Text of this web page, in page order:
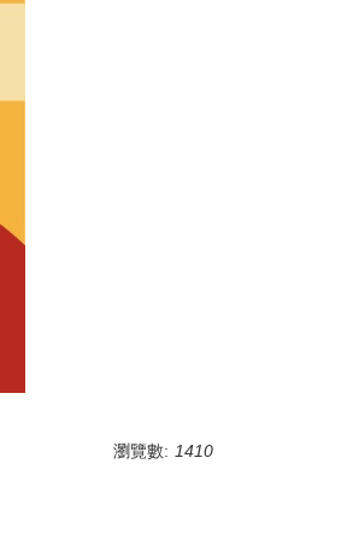
瀏覽數: 1410